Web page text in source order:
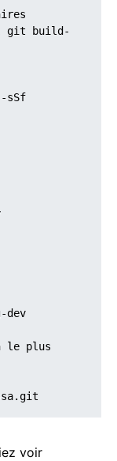
git build-
sSf
le plus
voir